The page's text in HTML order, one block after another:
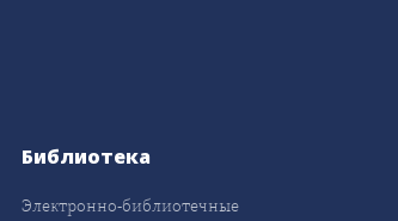
Библиотека
Электронно-библиотечные